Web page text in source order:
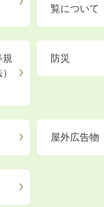
覧について
防災
屋外広告物